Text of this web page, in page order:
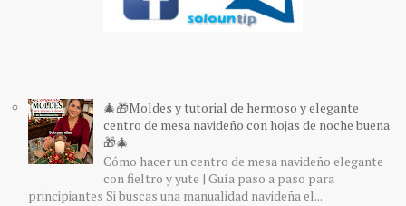
🎄🎁Moldes y tutorial de hermoso y elegante
centro de mesa navideño con hojas de noche buena
🎁🎄
Cómo hacer un centro de mesa navideño elegante
con fieltro y yute | Guía paso a paso para
principiantes Si buscas una manualidad navideña el...